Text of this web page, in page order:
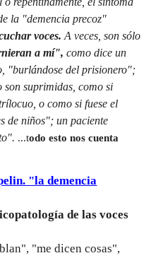
la "demencia precoz"
voces. A veces, son sólo
a mí", como dice un
"burlándose del prisionero";
son suprimidas, como si
o como si fuese el
de niños"; un paciente
...todo esto nos cuenta
"la demencia
de las voces
"me dicen cosas",